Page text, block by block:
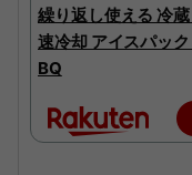
繰り返し使える 冷
速冷却 アイスパッ
BQ